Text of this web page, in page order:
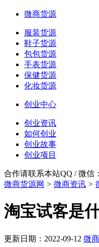
微商货源
服装货源
鞋子货源
包包货源
手表货源
保健货源
化妆货源
创业中心
创业资讯
如何创业
创业故事
创业项目
合作请联系本站QQ / 微信
微商货源网 > 微商资讯 >
淘宝试客是
更新日期：2022-09-12 微